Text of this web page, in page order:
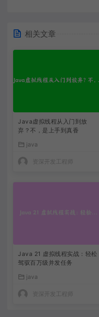
相关文章
Java虚拟线程从入门到放
弃？不，是上手到真香
java
资深开发工程师
Java 21 虚拟线程实战：轻松
驾驭百万级并发任务
java
资深开发工程师